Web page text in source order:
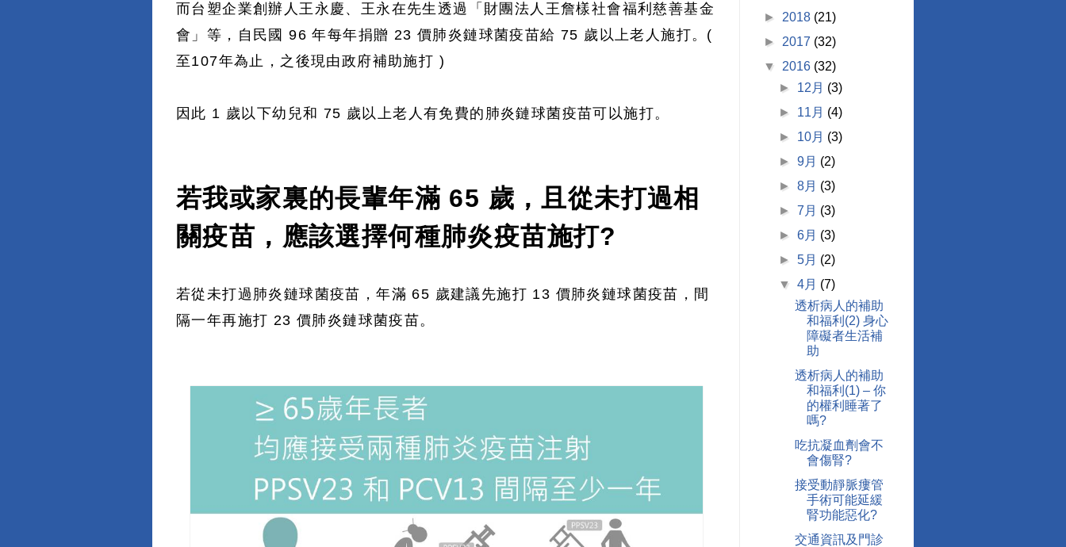
而台塑企業創辦人王永慶、王永在先生透過「財團法人王詹樣社會福利慈善基金
會」等，自民國 96 年每年捐贈 23 價肺炎鏈球菌疫苗給 75 歲以上老人施打。(
至107年為止，之後現由政府補助施打 )
因此 1 歲以下幼兒和 75 歲以上老人有免費的肺炎鏈球菌疫苗可以施打。
若我或家裏的長輩年滿 65 歲，且從未打過相
關疫苗，應該選擇何種肺炎疫苗施打?
若從未打過肺炎鏈球菌疫苗，年滿 65 歲建議先施打 13 價肺炎鏈球菌疫苗，間
隔一年再施打 23 價肺炎鏈球菌疫苗。
► 2018 (21)
► 2017 (32)
▼ 2016 (32)
► 12月 (3)
► 11月 (4)
► 10月 (3)
►9月 (2)
►8月 (3)
►7月 (3)
►6月 (3)
►5月 (2)
▼4月 (7)
透析病人的補助
和福利(2) 身心
障礙者生活補
助
透析病人的補助
和福利(1) – 你
的權利睡著了
嗎?
吃抗凝血劑會不
會傷腎?
接受動靜脈瘻管
手術可能延緩
腎功能惡化?
交通資訊及門診